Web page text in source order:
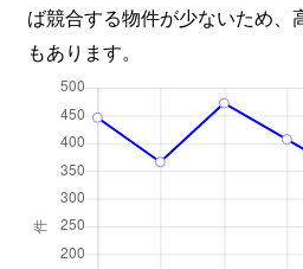
ば競合する物件が少ないため、
もあります。